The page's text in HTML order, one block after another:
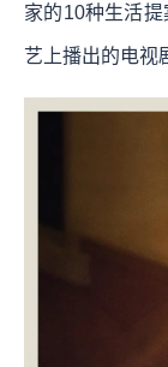
家的10种生活
艺上播出的电视